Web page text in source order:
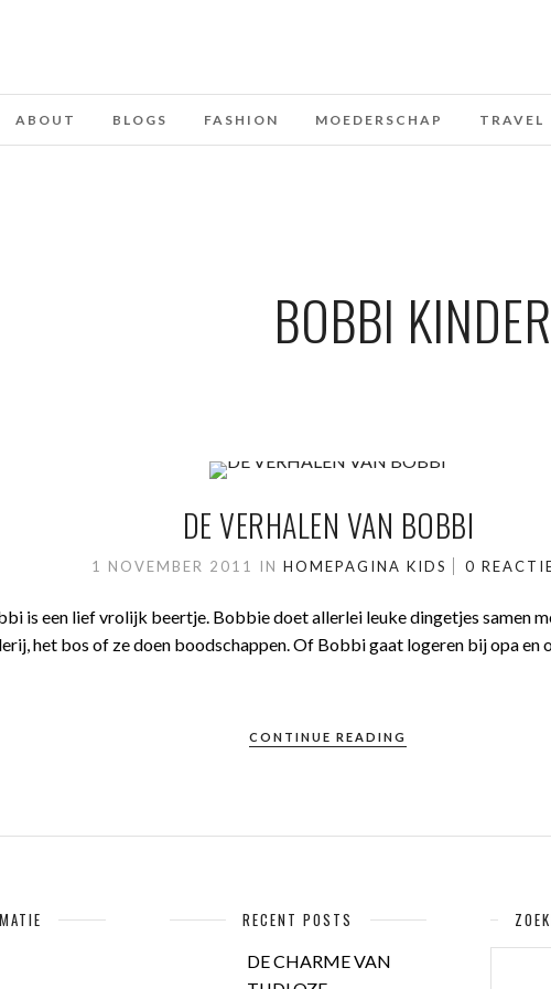
ABOUT BLOGS FASHION MOEDERSCHAP TRAVEL
BOBBI
DE VERHALEN VAN BOBBI
1 NOVEMBER 2011 IN HOMEPAGINA KIDS 0
is een lief vrolijk beertje. Bobbie doet allerlei leuke dingetjes samen
het bos of ze doen boodschappen. Of Bobbi gaat logeren bij opa en
CONTINUE READING
RECENT POSTS
DE CHARME VAN